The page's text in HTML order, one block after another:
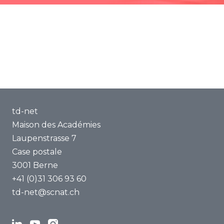
td-net
Maison des Académies
Laupenstrasse 7
Case postale
3001 Berne
+41 (0)31 306 93 60
td-net@scnat.ch